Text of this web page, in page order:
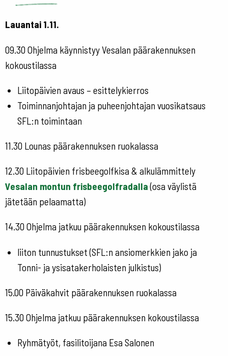
Lauantai 1.11.
09.30 Ohjelma käynnistyy Vesalan päärakennuksen
kokoustilassa
Liitopäivien avaus – esittelykierros
Toiminnanjohtajan ja puheenjohtajan vuosikatsaus
SFL:n toimintaan
11.30 Lounas päärakennuksen ruokalassa
12.30 Liitopäivien frisbeegolfkisa & alkulämmittely
Vesalan montun frisbeegolfradalla(osa väylistä
jätetään pelaamatta)
14.30 Ohjelma jatkuu päärakennuksen kokoustilassa
liiton tunnustukset (SFL:n ansiomerkkien jako ja
Tonni- ja ysisatakerholaisten julkistus)
15.00 Päiväkahvit päärakennuksen ruokalassa
15.30 Ohjelma jatkuu päärakennuksen kokoustilassa
Ryhmätyöt, fasilitoijana Esa Salonen